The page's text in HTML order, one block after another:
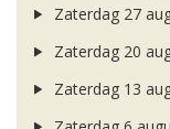
Zaterdag 27
Zaterdag 20
Zaterdag 13